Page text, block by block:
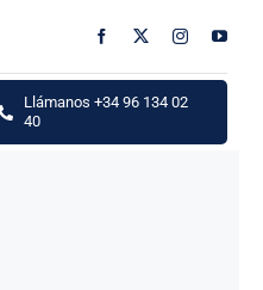
Llámanos +34 96 134 02
40